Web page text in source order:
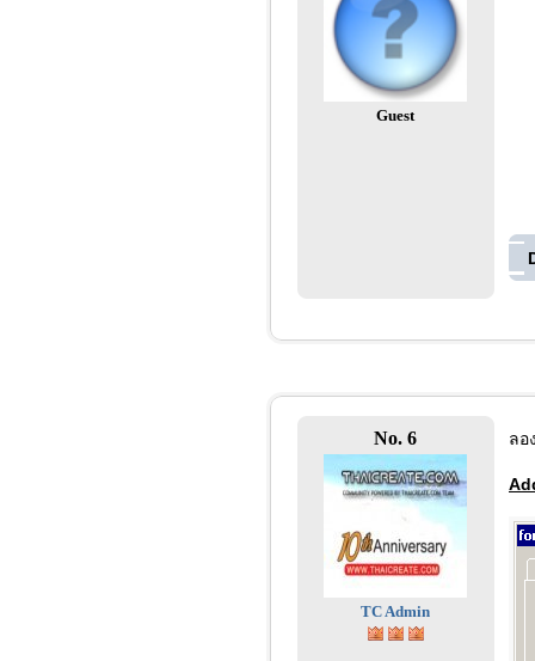
Guest
No. 6
TC Admin
ลอ